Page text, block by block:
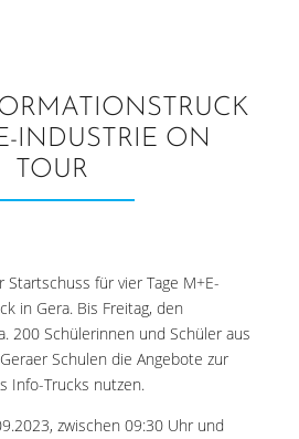
INDUSTRIE ON
TOUR
Startschuss für vier Tage M+E-
in Gera. Bis Freitag, den
200 Schülerinnen und Schüler aus
Schulen die Angebote zur
Info-Trucks nutzen.
zwischen 09:30 Uhr und